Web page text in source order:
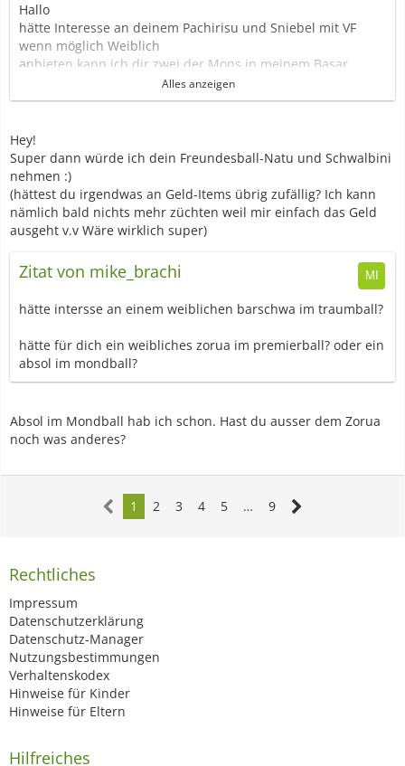
Hallo
hätte Interesse an deinem Pachirisu und Sniebel mit VF
wenn möglich Weiblich
anbieten kann ich dir zwei der Mons in meinem Basar
im Tab "Geplant und möglich zu Züchten" sind jede menge
Ballmons :D
würde sie dir dann Züchten ;)
Gruß Maylea
Alles anzeigen
Hey!
Super dann würde ich dein Freundesball-Natu und Schwalbini
nehmen :)
(hättest du irgendwas an Geld-Items übrig zufällig? Ich kann
nämlich bald nichts mehr züchten weil mir einfach das Geld
ausgeht v.v Wäre wirklich super)
Zitat von mike_brachi
hätte intersse an einem weiblichen barschwa im traumball?
hätte für dich ein weibliches zorua im premierball? oder ein
absol im mondball?
Absol im Mondball hab ich schon. Hast du ausser dem Zorua
noch was anderes?
1 2 3 4 5 … 9
Rechtliches
Impressum
Datenschutzerklärung
Datenschutz-Manager
Nutzungsbestimmungen
Verhaltenskodex
Hinweise für Kinder
Hinweise für Eltern
Hilfreiches